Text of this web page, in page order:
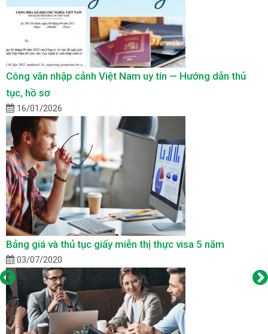
Công văn nhập cảnh Việt Nam uy tín — Hướng dẫn thủ
tục, hồ sơ
16/01/2026
Bảng giá và thủ tục giấy miễn thị thực visa 5 năm
03/07/2020